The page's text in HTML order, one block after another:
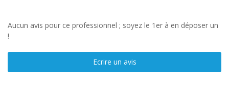
Aucun avis pour ce professionnel ; soyez le 1er à en déposer un
!
Ecrire un avis